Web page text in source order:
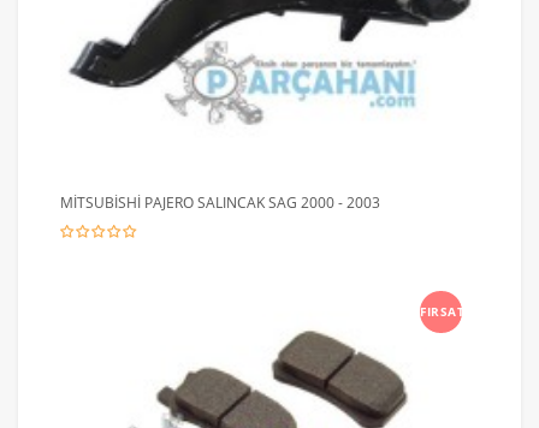
MİTSUBİSHİ PAJERO SALINCAK SAG 2000 - 2003
FIRSAT